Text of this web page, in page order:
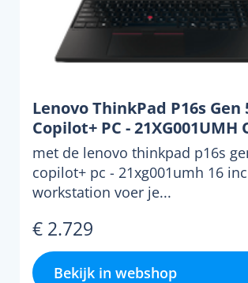
Lenovo ThinkPad P16s Gen
Copilot+ PC - 21XG001UMH
met de lenovo thinkpad p16s
copilot+ pc - 21xg001umh 16
workstation voer je...
€ 2.729
Bekijk in webshop